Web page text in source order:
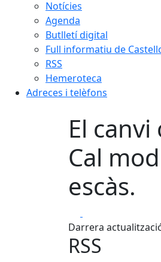
Notícies
Agenda
Butlletí digital
Full informatiu de
RSS
Hemeroteca
Adreces i telèfons
El
Cal
escàs.
Darrera
RSS